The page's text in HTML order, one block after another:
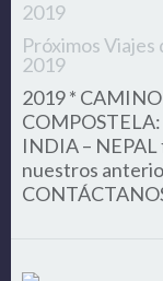
Próximos
2019
2019 *
INDIA –
nuestros